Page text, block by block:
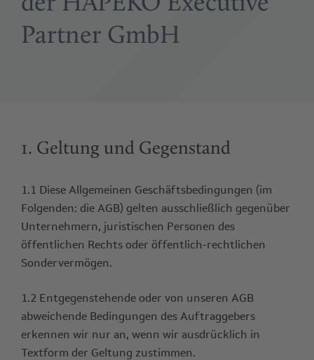
Partner GmbH
1. Geltung und Gegenstand
1.1 Diese Allgemeinen Geschäftsbedingungen (im
Folgenden: die AGB) gelten ausschließlich gegenüber
Unternehmern, juristischen Personen des
öffentlichen Rechts oder öffentlich-rechtlichen
Sondervermögen.
1.2 Entgegenstehende oder von unseren AGB
abweichende Bedingungen des Auftraggebers
erkennen wir nur an, wenn wir ausdrücklich in
Textform der Geltung zustimmen.